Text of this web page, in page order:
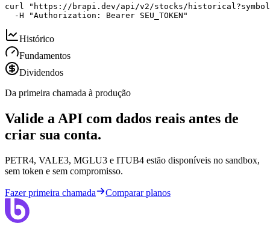
curl "https://brapi.dev/api/v2/stocks/
  -H "Authorization: Bearer SEU_TOKEN"
Histórico
Fundamentos
Dividendos
Da primeira chamada à produção
Valide a API com dados reais antes de
criar sua conta.
PETR4, VALE3, MGLU3 e ITUB4 estão disponíveis no sandbox,
sem token e sem compromisso.
Fazer primeira chamada Comparar planos